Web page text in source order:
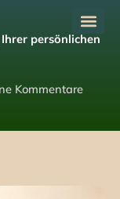
persönlichen
Kommentare